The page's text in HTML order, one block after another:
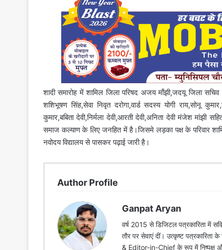
शादी समारोह में शामिल जिला परिषद अजय माँझी,जदयू जिला
शशिभूषण सिंह,सेवा निवृत दरोगा,वार्ड सदस्य योगी राय,सोनू
कुमार,बबिता देवी,निर्मला देवी,आरती देवी,अनिता देवी मंजेश
समाज कल्याण के लिए जनहित में है।जिसमे लड़का पक्ष के परिवार
नवोदय विद्यालय से पासकर पढ़ाई जारी है।
Author Profile
Ganpat Aryan
वर्ष 2015 से डिजिटल पत्रकारिता में
तौर पर सेवाएं दीं। उत्कृष्ट पत्रकारिता
& Editor-in-Chief के रूप में निष्पक्ष